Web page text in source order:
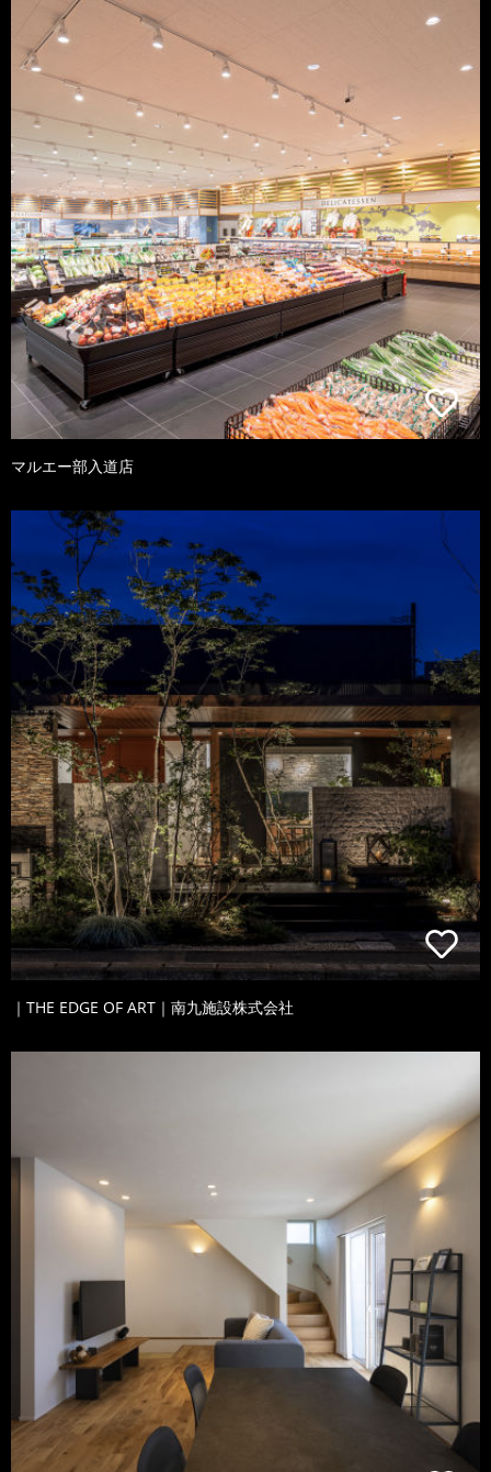
マルエー部入道店
｜THE EDGE OF ART｜南九施設株式会社